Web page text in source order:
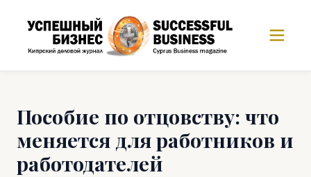
Пособие по отцовству: что
меняется для работников и
работодателей